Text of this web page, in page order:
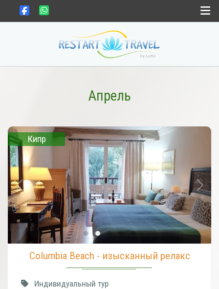
Новости
Контакты
Апрель
Кипр
Columbia Beach - изысканный релакс
Индивидуальный тур